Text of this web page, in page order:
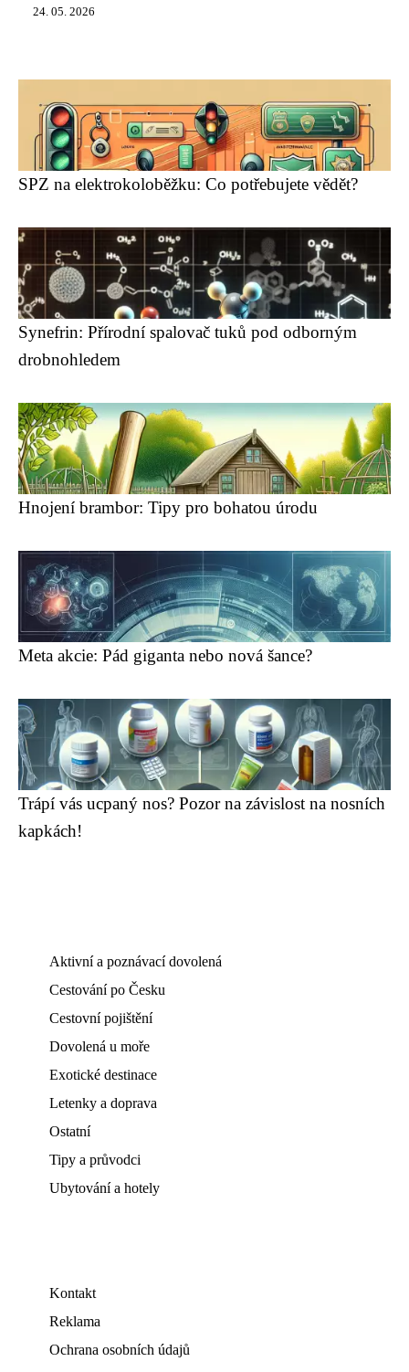
24. 05. 2026
SPZ na elektrokoloběžku: Co potřebujete vědět?
Synefrin: Přírodní spalovač tuků pod odborným
drobnohledem
Hnojení brambor: Tipy pro bohatou úrodu
Meta akcie: Pád giganta nebo nová šance?
Trápí vás ucpaný nos? Pozor na závislost na nosních
kapkách!
Aktivní a poznávací dovolená
Cestování po Česku
Cestovní pojištění
Dovolená u moře
Exotické destinace
Letenky a doprava
Ostatní
Tipy a průvodci
Ubytování a hotely
Kontakt
Reklama
Ochrana osobních údajů